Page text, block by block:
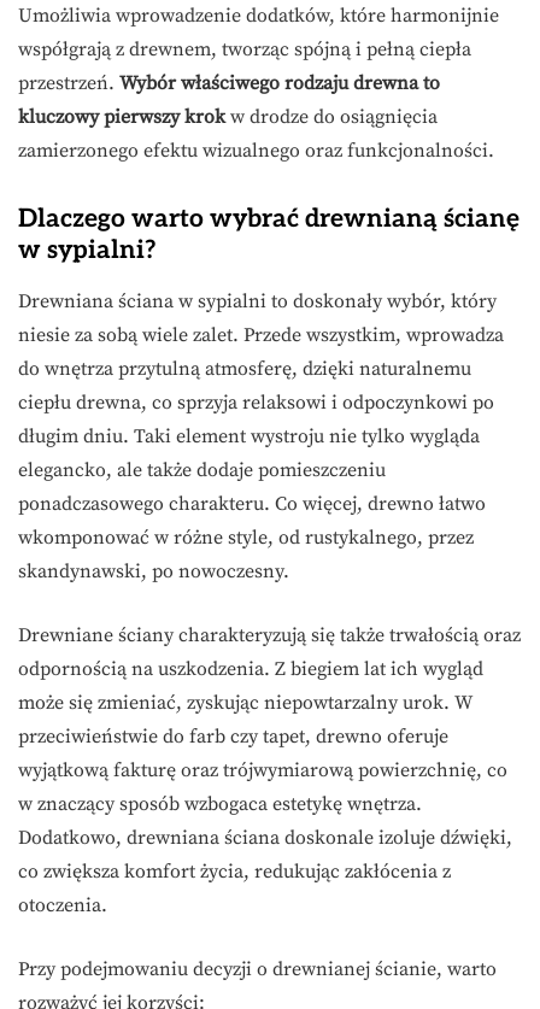
Umożliwia wprowadzenie dodatków, które harmonijnie
współgrają z drewnem, tworząc spójną i pełną ciepła
przestrzeń. Wybór właściwego rodzaju drewna to
kluczowy pierwszy krokw drodze do osiągnięcia
zamierzonego efektu wizualnego oraz funkcjonalności.
Dlaczego warto wybrać drewnianą ścianę
w sypialni?
Drewniana ściana w sypialni to doskonały wybór, który
niesie za sobą wiele zalet. Przede wszystkim, wprowadza
do wnętrza przytulną atmosferę, dzięki naturalnemu
ciepłu drewna, co sprzyja relaksowi i odpoczynkowi po
długim dniu. Taki element wystroju nie tylko wygląda
elegancko, ale także dodaje pomieszczeniu
ponadczasowego charakteru. Co więcej, drewno łatwo
wkomponować w różne style, od rustykalnego, przez
skandynawski, po nowoczesny.
Drewniane ściany charakteryzują się także trwałością oraz
odpornością na uszkodzenia. Z biegiem lat ich wygląd
może się zmieniać, zyskując niepowtarzalny urok. W
przeciwieństwie do farb czy tapet, drewno oferuje
wyjątkową fakturę oraz trójwymiarową powierzchnię, co
w znaczący sposób wzbogaca estetykę wnętrza.
Dodatkowo, drewniana ściana doskonale izoluje dźwięki,
co zwiększa komfort życia, redukując zakłócenia z
otoczenia.
Przy podejmowaniu decyzji o drewnianej ścianie, warto
rozważyć jej korzyści: